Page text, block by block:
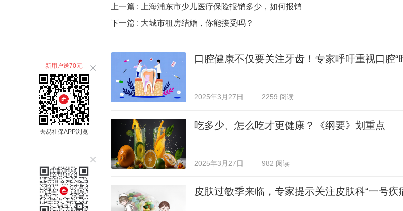
新用户送70元
去易社保APP浏览
上一篇 :
上海浦东市少儿医疗保险报销多少，如何报销
下一篇 : 大城市租房结婚，你能接受吗？
口腔健康不仅要关注牙齿！专家呼吁重视口腔“
2025年3月27日 2259 阅读
吃多少、怎么吃才更健康？《纲要》划重点
2025年3月27日 982 阅读
皮肤过敏季来临，专家提示关注皮肤科“一号疾